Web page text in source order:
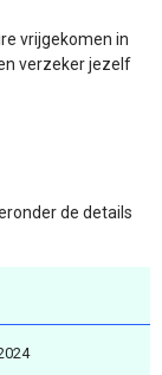
vrijgekomen in
verzeker jezelf
de details